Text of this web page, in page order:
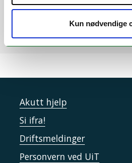
Kun nødvendige
Meld meg på!
Akutt hjelp
Si ifra!
Driftsmeldinger
Personvern ved UiT